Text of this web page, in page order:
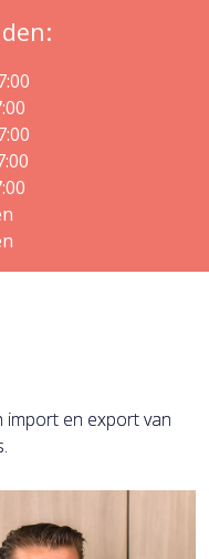
import en export van